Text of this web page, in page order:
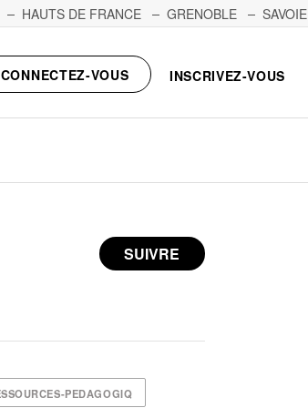
HAUTS DE FRANCE GRENOBLE
SAVOIE
CONNECTEZ-VOUS INSCRIVEZ-VOUS
SUIVRE
PEDAGOGIQ